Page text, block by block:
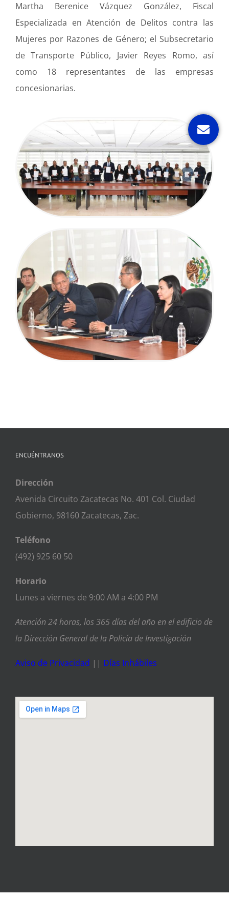
Martha Berenice Vázquez González, Fiscal
Especializada en Atención de Delitos contra las
Mujeres por Razones de Género; el Subsecretario
de Transporte Público, Javier Reyes Romo, así
como 18 representantes de las empresas
concesionarias.
ENCUÉNTRANOS
Dirección
Avenida Circuito Zacatecas No. 401 Col. Ciudad
Gobierno, 98160 Zacatecas, Zac.
Teléfono
(492) 925 60 50
Horario
Lunes a viernes de 9:00 AM a 4:00 PM
Atención 24 horas, los 365 días del año en el edificio de
la Dirección General de la Policía de Investigación
Aviso de Privacidad || Días Inhábiles